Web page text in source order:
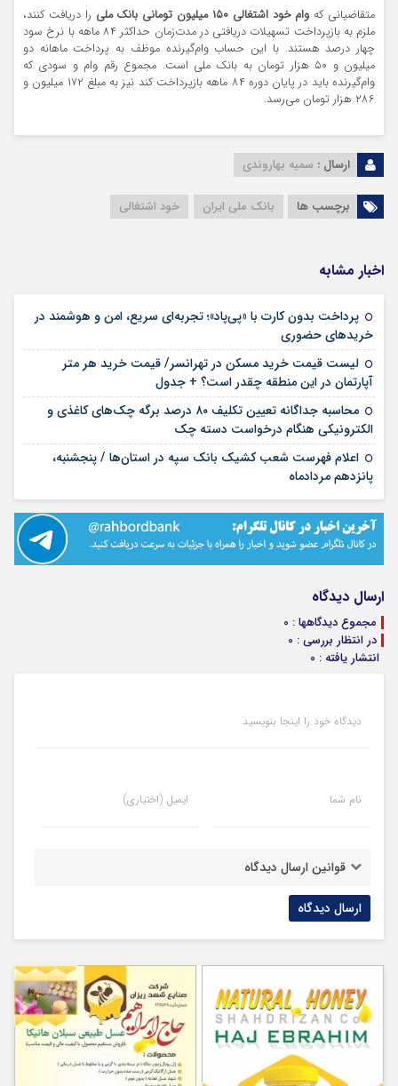
متقاضیانی که وام خود اشتغالی ۱۵۰ میلیون تومانی بانک ملی
را دریافت کنند،
ملزم به بازپرداخت تسهیلات دریافتی در مدت‌زمان حداکثر ۸۴ ماهه با نرخ سود
چهار درصد هستند. با این حساب وام‌گیرنده موظف به پرداخت ماهانه دو
میلیون و ۵۰ هزار تومان به بانک ملی است. مجموع رقم وام و سودی که
وام‌گیرنده باید در پایان دوره ۸۴ ماهه بازپرداخت کند نیز به مبلغ ۱۷۲ میلیون و
۲۸۶ هزار تومان می‌رسد.
ارسال : سمیه بهاروندی
برچسب ها بانک ملی ایران خود اشتغالی
اخبار مشابه
پرداخت بدون کارت با «پی‌پاد»؛ تجربه‌ای سریع، امن و هوشمند در
خریدهای حضوری
لیست قیمت خرید مسکن در تهرانسر/ قیمت خرید هر متر
آپارتمان در این منطقه چقدر است؟ + جدول
محاسبه جداگانه تعیین تکلیف ۸۰ درصد برگه چک‌های کاغذی و
الکترونیکی هنگام درخواست دسته چک
اعلام فهرست شعب کشیک بانک سپه در استان‌ها / پنجشنبه،
پانزدهم مردادماه
ارسال دیدگاه
مجموع دیدگاهها : 0
در انتظار بررسی : 0
انتشار یافته : 0
دیدگاه خود را اینجا بنویسید
نام شما ایمیل (اختیاری)
قوانین ارسال دیدگاه